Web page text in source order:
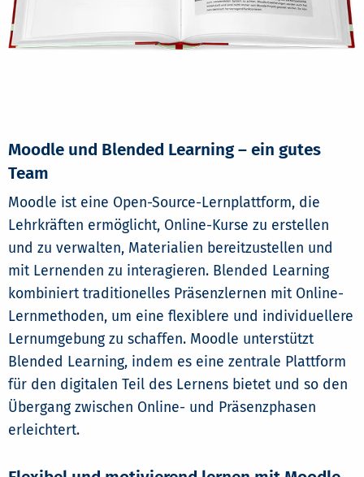
Moodle und Blended Learning – ein gutes
Team
Moodle ist eine Open-Source-Lernplattform, die
Lehrkräften ermöglicht, Online-Kurse zu erstellen
und zu verwalten, Materialien bereitzustellen und
mit Lernenden zu interagieren. Blended Learning
kombiniert traditionelles Präsenzlernen mit Online-
Lernmethoden, um eine flexiblere und individuellere
Lernumgebung zu schaffen. Moodle unterstützt
Blended Learning, indem es eine zentrale Plattform
für den digitalen Teil des Lernens bietet und so den
Übergang zwischen Online- und Präsenzphasen
erleichtert.